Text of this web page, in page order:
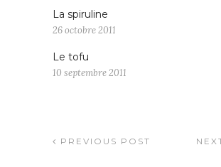
La spiruline
26 octobre 2011
Le tofu
10 septembre 2011
PREVIOUS POST